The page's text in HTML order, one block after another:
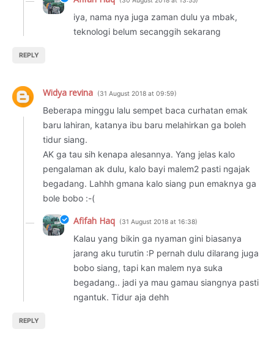
REPLY
iya, nama nya juga zaman dulu ya mbak,
teknologi belum secanggih sekarang
Widya revina 31 August 2018 at 09:59
Beberapa minggu lalu sempet baca curhatan emak
baru lahiran, katanya ibu baru melahirkan ga boleh
tidur siang.
AK ga tau sih kenapa alesannya. Yang jelas kalo
pengalaman ak dulu, kalo bayi malem2 pasti ngajak
begadang. Lahhh gmana kalo siang pun emaknya ga
bole bobo :-(
REPLY
Afifah Haq 31 August 2018 at 16:38
Kalau yang bikin ga nyaman gini biasanya
jarang aku turutin :P pernah dulu dilarang juga
bobo siang, tapi kan malem nya suka
begadang.. jadi ya mau gamau siangnya pasti
ngantuk. Tidur aja dehh